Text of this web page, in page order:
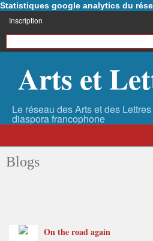
Statistiques google analytics du
Inscription
Arts et
Blogs
On the road again